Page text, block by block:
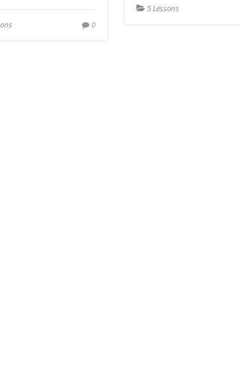
0
5 Lessons